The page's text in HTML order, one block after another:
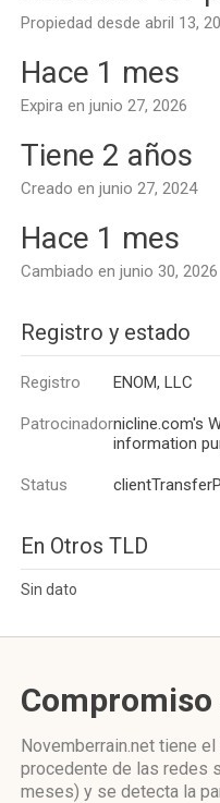
Propiedad desde abril 13,
Hace 1 mes
Expira en junio 27, 2026
Tiene 2 años
Creado en junio 27, 2024
Hace 1 mes
Cambiado en junio 30, 2026
Registro y estado
Registro ENOM, LLC
Patrocinadornicline.com's
information
Status
En Otros TLD
Sin dato
Novemberrain.net tiene el
procedente de las redes
meses) y se detecta la